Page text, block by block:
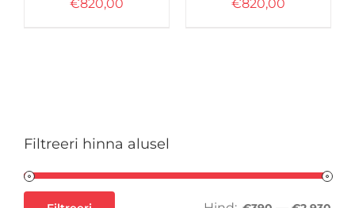
€820,00 €820,00
Filtreeri hinna alusel